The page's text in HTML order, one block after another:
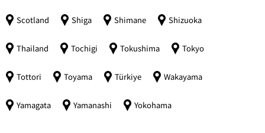
Scotland Shiga Shimane Shizuoka
Thailand Tochigi Tokushima Tokyo
Tottori Toyama Türkiye Wakayama
Yamagata Yamanashi Yokohama